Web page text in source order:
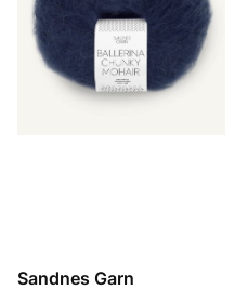
Sandnes Garn